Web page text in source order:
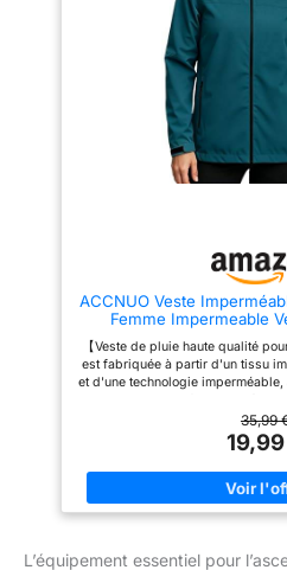
Men's Classic Rain Jacket,
Colour : Black, Size : M
ACCNUO Veste
Femme Impermeable
capuche pour le
【Veste de pluie haute qualité
est fabriquée à partir d'un tissu
et d'une technologie
éclair des poches sont
la plupart des jours de pluie. 【
femme】Le tissu
également respirant, avec
atteignant 5000 g/m²/24 h, ce
imperméable et confortable à
glisse facilement dans un sac à
35,99
L’équipement essentiel pour